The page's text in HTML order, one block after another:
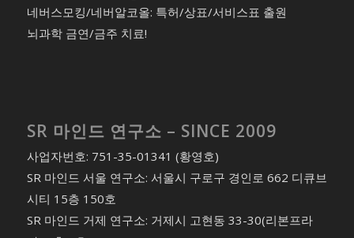
네버스모킹/네버알코올: 특허/상표/서비스표 출원
뇌과학 금연/금주 치료!
SR 마인드 연구소 – SINCE 2009
사업자번호: 751-35-01341 (황영호)
SR 마인드 서울 연구소: 서울시 구로구 경인로 662 디큐브
시티 15층 150호
SR 마인드 거제 연구소: 거제시 고현동 33-30(리본프라